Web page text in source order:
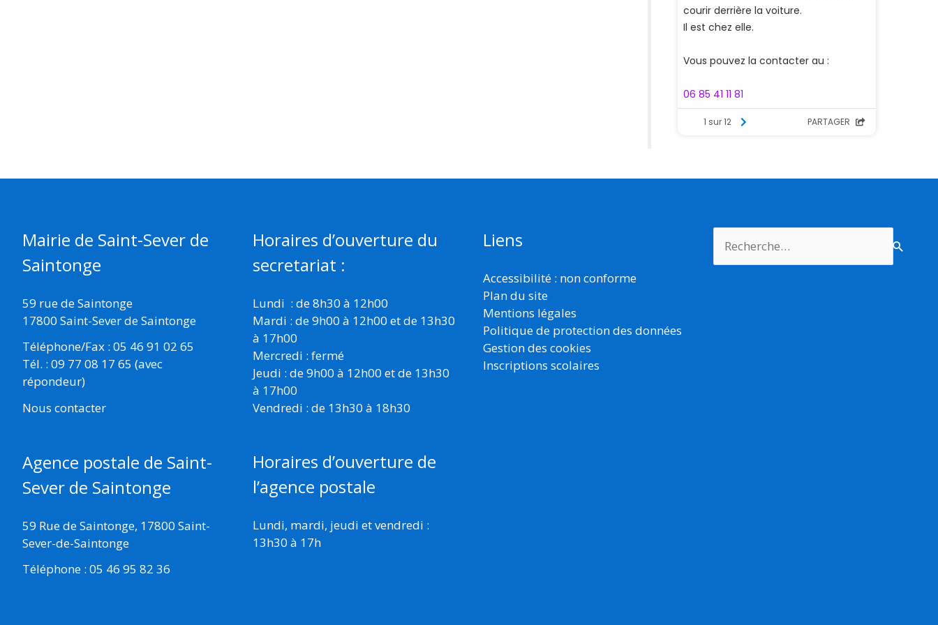
Mairie de Saint-Sever de
Saintonge
59 rue de Saintonge
17800 Saint-Sever de Saintonge
Téléphone/Fax : 05 46 91 02 65
Tél. : 09 77 08 17 65 (avec
répondeur)
Nous contacter
Agence postale de Saint-
Sever de Saintonge
59 Rue de Saintonge, 17800 Saint-
Sever-de-Saintonge
Téléphone : 05 46 95 82 36
Horaires d’ouverture du
secretariat :
Lundi : de 8h30 à 12h00
Mardi : de 9h00 à 12h00 et de 13h30
à 17h00
Mercredi : fermé
Jeudi : de 9h00 à 12h00 et de 13h30
à 17h00
Vendredi : de 13h30 à 18h30
Horaires d’ouverture de
l’agence postale
Lundi, mardi, jeudi et vendredi :
13h30 à 17h
Liens
Accessibilité : non conforme
Plan du site
Mentions légales
Politique de protection des données
Gestion des cookies
Inscriptions scolaires